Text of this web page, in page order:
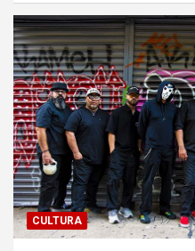
CULTURA